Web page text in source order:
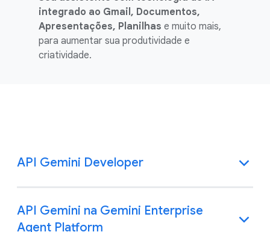
integrado ao Gmail, Documentos,
Apresentações, Planilhas e muito mais,
para aumentar sua produtividade e
criatividade.
API Gemini Developer
API Gemini na Gemini Enterprise
Agent Platform